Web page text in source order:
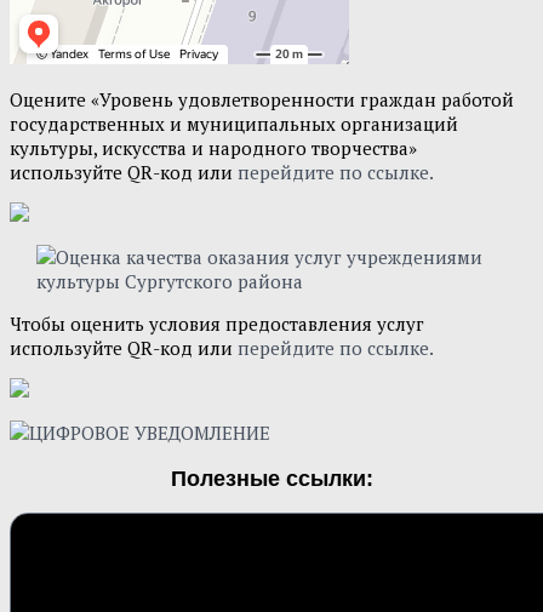
Оцените «Уровень удовлетворенности граждан работой
государственных и муниципальных организаций
культуры, искусства и народного творчества»
используйте QR-код или перейдите по ссылке.
Чтобы оценить условия предоставления услуг
используйте QR-код или перейдите по ссылке.
Полезные ссылки: